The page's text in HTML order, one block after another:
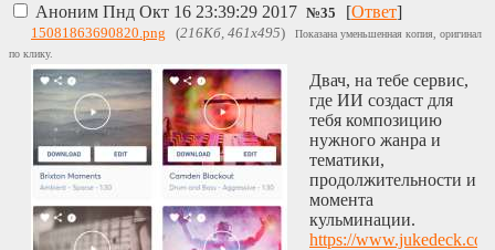
Аноним Пнд Окт 16 23:39:29 2017 №35 [Ответ]
15081863690820.png (216Кб, 461x495)
Показана уменьшенная копия, оригинал
по клику.
Двач, на тебе сервис,
где ИИ создаст для
тебя композицию
нужного жанра и
тематики,
продолжительности и
момента
кульминации.
https://